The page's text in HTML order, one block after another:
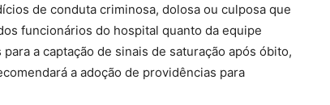
de conduta criminosa, dolosa ou culposa que
funcionários do hospital quanto da equipe
a captação de sinais de saturação após óbito,
a adoção de providências para